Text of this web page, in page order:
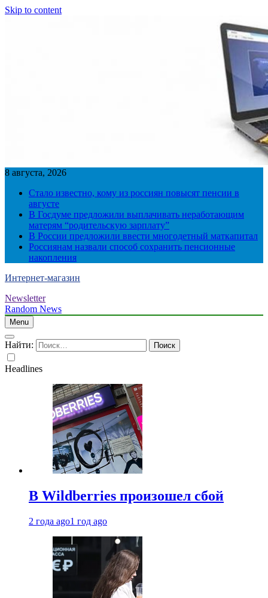
Skip to content
8 августа, 2026
Стало известно, кому из россиян повысят пенсии в
августе
В Госдуме предложили выплачивать неработающим
матерям “родительскую зарплату”
В России предложили ввести многодетный маткапитал
Россиянам назвали способ сохранить пенсионные
накопления
Интернет-магазин
Newsletter
Random News
Menu
Найти:
Headlines
В Wildberries произошел сбой
2 года ago1 год ago